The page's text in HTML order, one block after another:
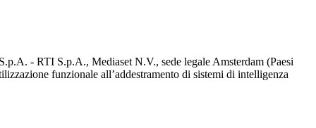
- RTI S.p.A., Mediaset N.V., sede legale Amsterdam (Paesi
funzionale all’addestramento di sistemi di intelligenza